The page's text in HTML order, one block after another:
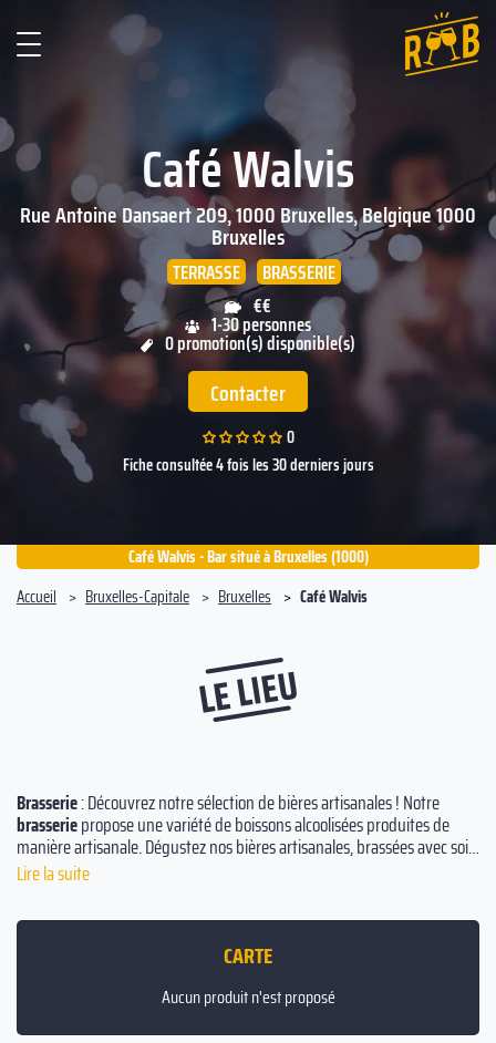
Café Walvis
Rue Antoine Dansaert 209, 1000 Bruxelles, Belgique1000
Bruxelles
TERRASSE
BRASSERIE
€€
1-30 personnes
0 promotion(s) disponible(s)
Contacter
0
Fiche consultée 4 fois les 30 derniers jours
Café Walvis - Bar situé à Bruxelles (1000)
Accueil
Bruxelles-Capitale Bruxelles Café Walvis
LE LIEU
Brasserie: Découvrez notre sélection de bières artisanales ! Notre
brasseriepropose une variété de boissons alcoolisées produites de
manière artisanale. Dégustez nos bières artisanales, brassées avec soin
et attention pour vous offrir une qualité incomparable. Découvrez
savoureux. Nous vous proposons des bières artisanales pour tous les
ambrées. Venez découvrir notrebrasserie
Lire la suite
CARTE
Aucun produit n'est proposé